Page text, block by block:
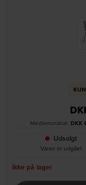
Medlemsrabat: DKK
Udsolgt
Varen er udgået
Ikke på lager